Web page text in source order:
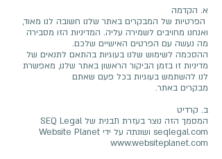
א. הקדמה
הפרטיות של המבקרים באתר שלנו חשובה לנו מאוד,
ואנחנו מחויבים לשמירה עליה. המדיניות הזו מסבירה
מה נעשה עם הפרטים האישיים שלכם.
ההסכמה לשימוש שלנו בעוגיות בהתאם לתנאים של
מדיניות זו בזמן הביקור הראשון באתר שלנו, מאפשרת
לנו להשתמש בעוגיות בכל פעם שאתם
מבקרים באתר.
ב. קרדיט
המסמך הזה נוצר בעזרת תבנית של SEQ Legal
seqlegal.com ושונתה על ידי Website Planet
www.websiteplanet.com